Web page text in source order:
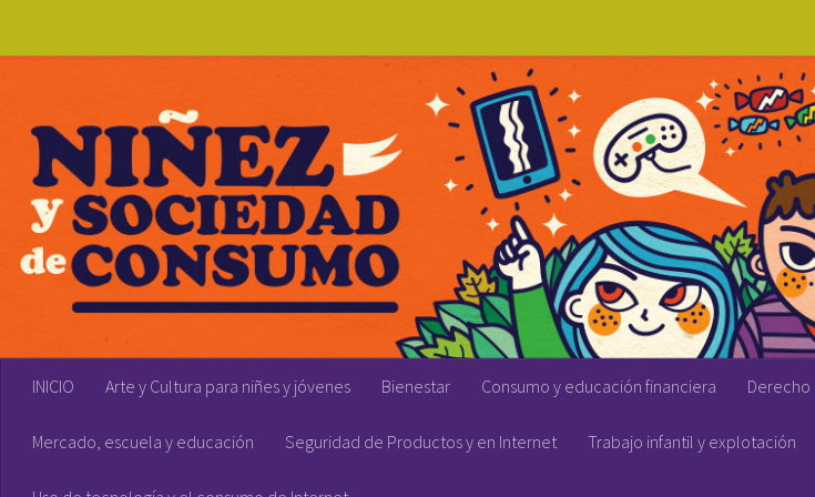
INICIO Arte y Cultura para niñes y jóvenes Bienestar Consumo y educación financiera Derecho
Mercado, escuela y educación Seguridad de Productos y en Internet Trabajo infantil y explotación